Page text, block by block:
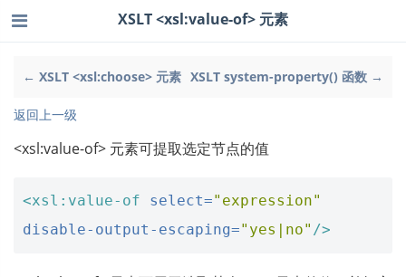
← XSLT <xsl:choose> 元素 XSLT system-property() 函数 →
XSLT <xsl:value-of> 元素
返回上一级
<xsl:value-of> 元素可提取选定节点的值
<xsl:value-of select="expression"
disable-output-escaping="yes|no" />